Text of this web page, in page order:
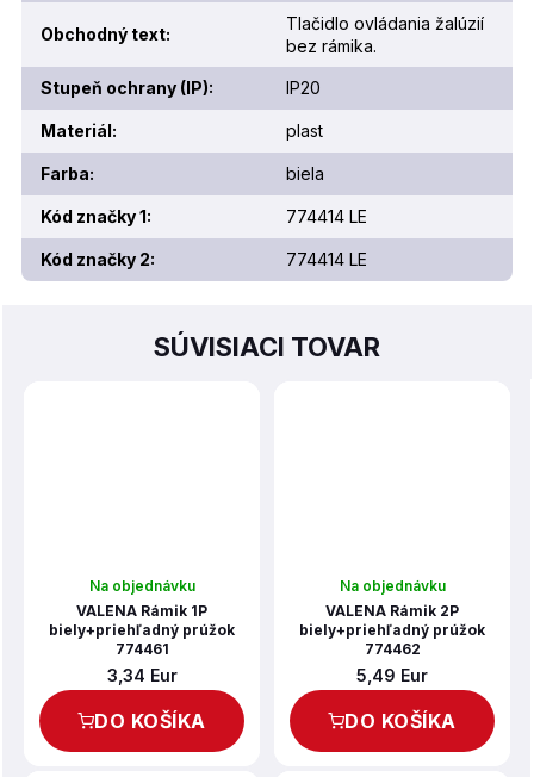
Obchodný text:
Tlačidlo ovládania žalúzií
bez rámika.
Stupeň ochrany (IP): IP20
Materiál: plast
Farba: biela
Kód značky 1: 774414 LE
Kód značky 2: 774414 LE
SÚVISIACI TOVAR
Na objednávku
VALENA Rámik 1P
biely+priehľadný prúžok
774461
3,34 Eur
DO KOŠÍKA
Na objednávku
VALENA Rámik 2P
biely+priehľadný prúžok
774462
5,49 Eur
DO KOŠÍKA